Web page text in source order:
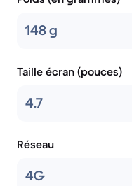
148 g
Taille écran (pouces)
4.7
Réseau
4G